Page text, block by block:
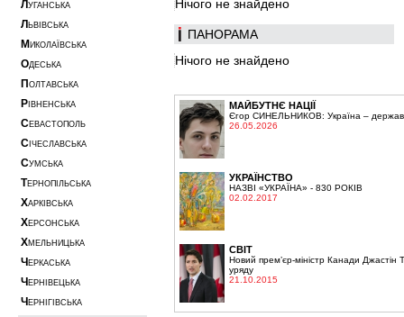
Л УГАНСЬКА
Л ЬВІВСЬКА
М ИКОЛАЇВСЬКА
ОДЕСЬКА
П ОЛТАВСЬКА
Р ІВНЕНСЬКА
СЕВАСТОПОЛЬ
С ІЧЕСЛАВСЬКА
СУМСЬКА
ТЕРНОПІЛЬСЬКА
ХАРКІВСЬКА
ХЕРСОНСЬКА
ХМЕЛЬНИЦЬКА
Ч ЕРКАСЬКА
Ч ЕРНІВЕЦЬКА
Ч ЕРНІГІВСЬКА
Нічого не знайдено
ПАНОРАМА
Нічого не знайдено
МАЙБУТНЄ НАЦІЇ
Єгор СИНЕЛЬНИКОВ: Україна –
26.05.2026
УКРАЇНСТВО
НАЗВІ «УКРАЇНА» - 830 РОКІВ
02.02.2017
СВІТ
Новий прем’єр-міністр Канади Джастін
уряду
21.10.2015